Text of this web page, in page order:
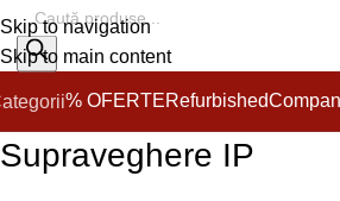
Skip to navigation
Skip to main content
% OFERTERefurbished
Supraveghere IP